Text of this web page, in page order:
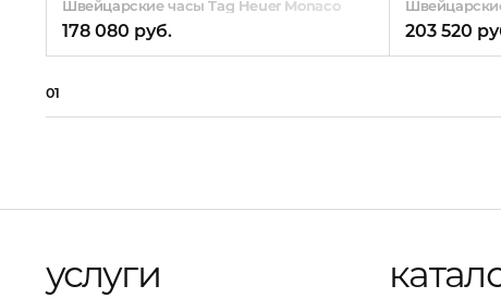
Швейцарские часы Tag Heuer Monaco
178 080 руб. 203 520
01
услуги